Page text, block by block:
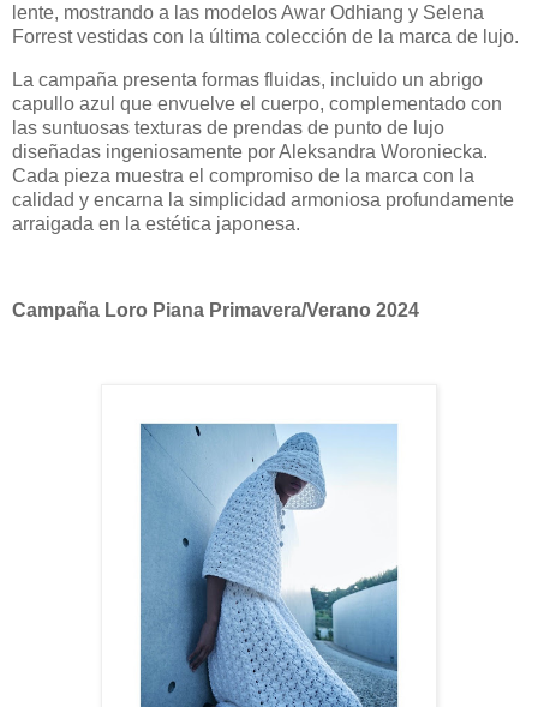
lente, mostrando a las modelos Awar Odhiang y Selena
Forrest vestidas con la última colección de la marca de lujo.
La campaña presenta formas fluidas, incluido un abrigo
capullo azul que envuelve el cuerpo, complementado con
las suntuosas texturas de prendas de punto de lujo
diseñadas ingeniosamente por Aleksandra Woroniecka.
Cada pieza muestra el compromiso de la marca con la
calidad y encarna la simplicidad armoniosa profundamente
arraigada en la estética japonesa.
Campaña Loro Piana Primavera/Verano 2024